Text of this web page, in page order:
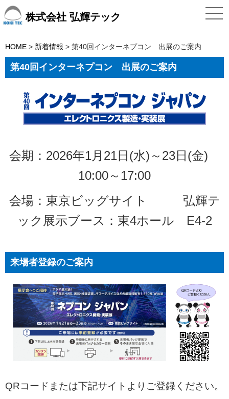
株式会社 弘輝テック
HOME > 新着情報 > 第40回インターネプコン 出展のご案内
第40回インターネプコン 出展のご案内
会期：2026年1月21日(水)～23日(金)
10:00～17:00
会場：東京ビッグサイト 弘輝テ
ック展示ブース：東4ホール E4-2
来場者登録のご案内
QRコードまたは下記サイトよりご登録ください。